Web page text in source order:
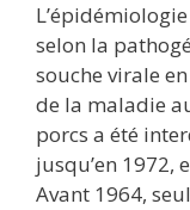
selon la
souche virale
de la maladie
porcs a été
jusqu’en 1972,
Avant 1964,